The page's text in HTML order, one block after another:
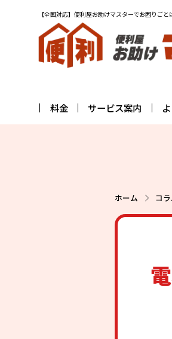
【全国対応】便利屋お助けマスターでお困りごと
料金 サービス案内
ホーム コ